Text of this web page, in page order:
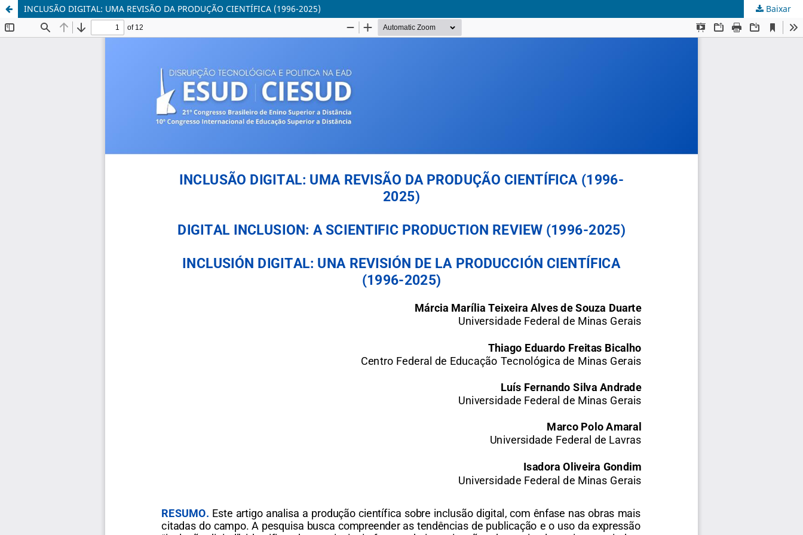
INCLUSÃO DIGITAL: UMA REVISÃO DA PRODUÇÃO CIENTÍFICA (1996-2025) Baixar